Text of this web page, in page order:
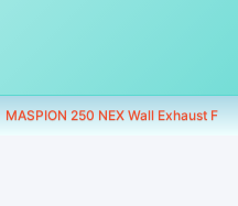
MASPION 250 NEX Wall Exhaust F